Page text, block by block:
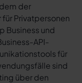
der
Privatpersonen
Business und
API-
für
sind
über den